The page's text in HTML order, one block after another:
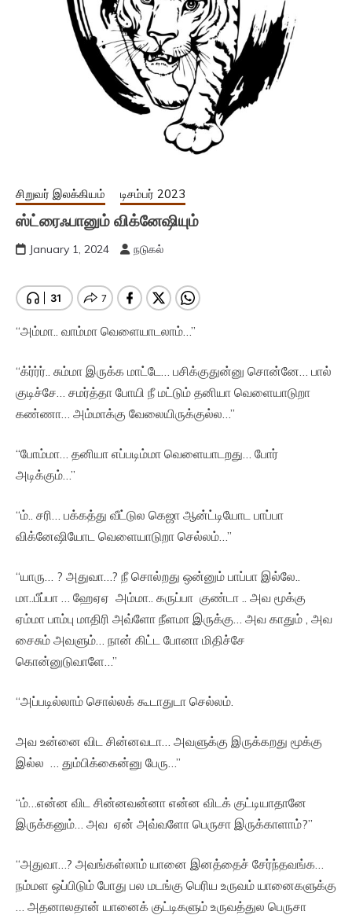
சிறுவர் இலக்கியம் டிசம்பர் 2023
ஸ்ட்ரைஃபானும் விக்னேஷியும்
January 1, 2024 நடுகல்
“அம்மா.. வாம்மா வெளையாடலாம்…”
“க்ர்ர்ர்.. சும்மா இருக்க மாட்டே… பசிக்குதுன்னு சொன்னே… பால்
குடிச்சே… சமர்த்தா போயி நீ மட்டும் தனியா வெளையாடுறா
கண்ணா… அம்மாக்கு வேலையிருக்குல்ல…”
“போம்மா… தனியா எப்படிம்மா வெளையாடறது… போர்
அடிக்கும்…”
“ம்.. சரி… பக்கத்து வீட்டுல கெஜா ஆன்ட்டியோட பாப்பா
விக்னேஷியோட வெளையாடுறா செல்லம்…”
“யாரு… ? அதுவா…? நீ சொல்றது ஒன்னும் பாப்பா இல்லே..
மா..பீப்பா … ஹேஏஏ அம்மா.. கருப்பா குண்டா .. அவ மூக்கு
ஏம்மா பாம்பு மாதிரி அவ்ளோ நீளமா இருக்கு… அவ காதும் , அவ
சைசும் அவளும்… நான் கிட்ட போனா மிதிச்சே
கொன்னுடுவாளே…”
“அப்படில்லாம் சொல்லக் கூடாதுடா செல்லம்.
அவ உன்னை விட சின்னவடா… அவளுக்கு இருக்கறது மூக்கு
இல்ல … தும்பிக்கைன்னு பேரு…”
“ம்…என்ன விட சின்னவன்னா என்ன விடக் குட்டியாதானே
இருக்கனும்… அவ ஏன் அவ்வளோ பெருசா இருக்காளாம்?”
“அதுவா…? அவங்கள்லாம் யானை இனத்தைச் சேர்ந்தவங்க…
நம்மள ஒப்பிடும் போது பல மடங்கு பெரிய உருவம் யானைகளுக்கு
… அதனாலதான் யானைக் குட்டிகளும் உருவத்துல பெருசா